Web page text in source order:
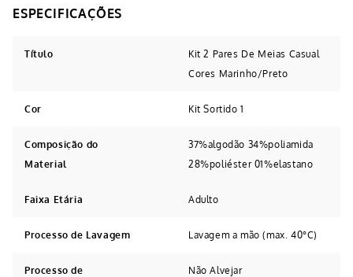
Título
Kit 2 Pares De Meias Casual
Cores Marinho/Preto
Cor Kit Sortido 1
Composição do
Material
37%algodão 34%poliamida
28%poliéster 01%elastano
Faixa Etária Adulto
Processo de Lavagem Lavagem a mão (max. 40°C)
Processo de
Não Alvejar